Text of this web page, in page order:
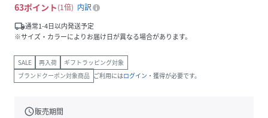
63ポイント 1倍
内訳
local_shipping通常1-4日以内発送予定
※サイズ・カラーによりお届け日が異なる場合があります。
SALE 再入荷
ギフトラッピング対象
ブランドクーポン対象商品 ご利用にはログイン ・獲得が必要です。
schedule販売期間